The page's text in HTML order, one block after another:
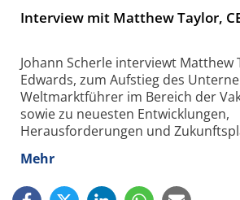
Interview mit Matthew Taylor,
Johann Scherle interviewt Matthew
Edwards, zum Aufstieg des
Weltmarktführer im Bereich der
sowie zu neuesten Entwicklungen,
Herausforderungen und
Mehr